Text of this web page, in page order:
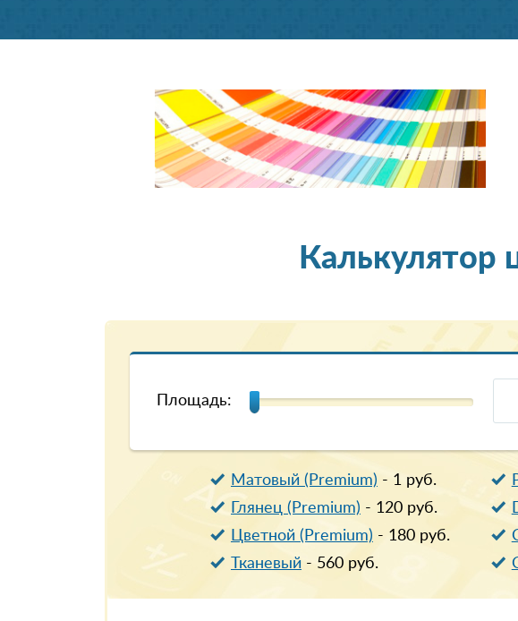
Калькулятор
Площадь:
Матовый (Premium) - 1руб.
Глянец (Premium) - 120руб.
Цветной (Premium) - 180руб.
Тканевый- 560руб.